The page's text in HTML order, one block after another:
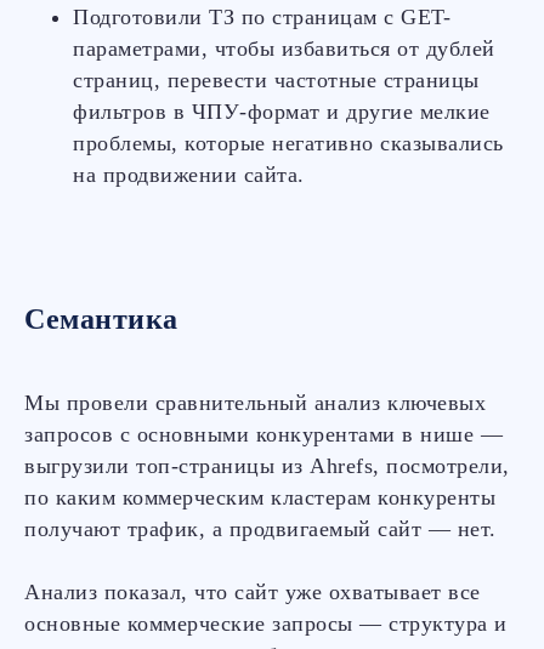
Подготовили ТЗ по страницам с GET-
параметрами, чтобы избавиться от дублей
страниц, перевести частотные страницы
фильтров в ЧПУ-формат и другие мелкие
проблемы, которые негативно сказывались
на продвижении сайта.
Семантика
Мы провели сравнительный анализ ключевых
запросов с основными конкурентами в нише —
выгрузили топ-страницы из Ahrefs, посмотрели,
по каким коммерческим кластерам конкуренты
получают трафик, а продвигаемый сайт — нет.
Анализ показал, что сайт уже охватывает все
основные коммерческие запросы — структура и